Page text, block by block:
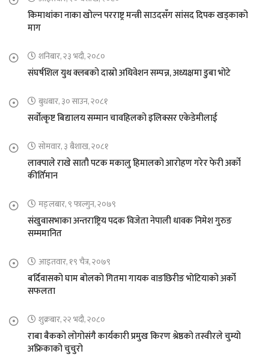
किमाथांका नाका खोल्न परराष्ट्र मन्त्री साउदसँग सांसद दिपक खड्काको
माग
शनिबार, २३ भदौ, २०८०
संघर्षशिल युथ क्लबको दास्रो अधिवेशन सम्पन्न, अध्यक्षमा डुबा भोटे
बुधबार, ३० साउन, २०८१
सर्वोत्कृष्ट बिद्यालय सम्मान चावहिलको इलिक्सर एकेडेमीलाई
सोमवार, ३ बैशाख, २०८१
लाक्पाले राखे सातौ पटक मकालु हिमालको आरोहण गरेर फेरी अर्को
कीर्तिमान
मङ्लबार, ९ फाल्गुन, २०७९
संखुवासभाका अन्तराष्ट्रिय पदक विजेता नेपाली धावक निमेश गुरुङ
सम्ममानित
आइतवार, १९ चैत्र, २०७९
बर्दिवासको घाम बोलको गितमा गायक वाङछिरीङ भोटियाको अर्को
सफलता
शुक्रबार, २२ भदौ, २०८०
राबा बैकको लोगोसंगै कार्यकारी प्रमुख किरण श्रेष्ठको तस्वीरले चुम्यो
अफ्रिकाको चुचुरो